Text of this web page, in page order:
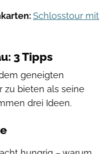
Schlosstour mit
3 Tipps
geneigten
zu bieten als seine
drei Ideen.